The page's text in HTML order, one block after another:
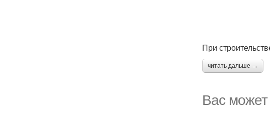
При
читать дальше →
Вас может